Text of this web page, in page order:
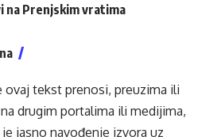
na Prenjskim vratima
ovaj tekst prenosi, preuzima ili
drugim portalima ili medijima,
jasno navođenje izvora uz